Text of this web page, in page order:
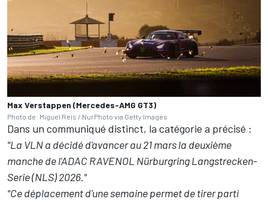
Max Verstappen (Mercedes-AMG GT3)
Photo de: Miguel Reis / NurPhoto via Getty Images
Dans un communiqué distinct, la catégorie a précisé :
"La VLN a décidé d'avancer au 21 mars la deuxième
manche de l'ADAC RAVENOL Nürburgring Langstrecken-
Serie (NLS) 2026."
"Ce déplacement d'une semaine permet de tirer parti